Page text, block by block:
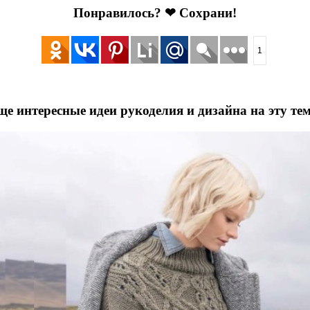
Понравилось? ❤ Сохрани!
1
интересные идеи рукоделия и дизайна на эту